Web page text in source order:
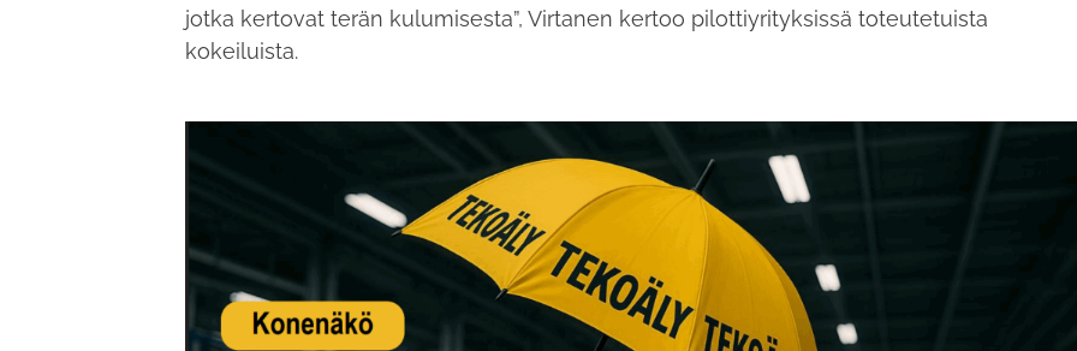
jotka kertovat terän kulumisesta”, Virtanen kertoo pilottiyrityksissä toteutetuista
kokeiluista.